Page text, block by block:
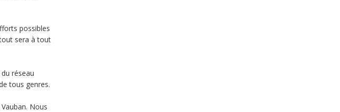
possibles
sera à tout
réseau
tous genres.
Nous